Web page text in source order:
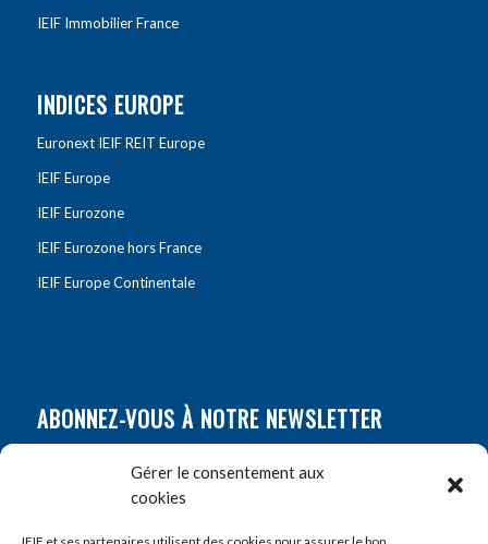
Gérer le consentement aux
cookies
IEIF Immobilier France
INDICES EUROPE
Euronext IEIF REIT Europe
IEIF Europe
IEIF Eurozone
IEIF Eurozone hors France
IEIF Europe Continentale
ABONNEZ-VOUS À NOTRE NEWSLETTER
Prénom*